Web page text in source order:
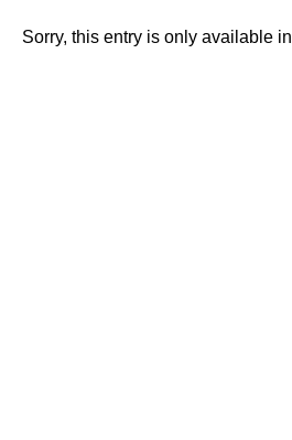
Sorry, this entry is only available in